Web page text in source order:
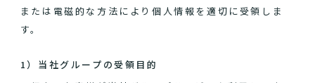
または電磁的な方法により個人情報を適切に受領しま
す。
1）当社グループの受領目的